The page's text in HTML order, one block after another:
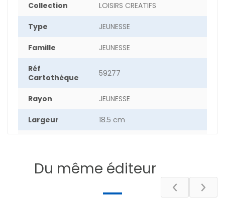
Collection LOISIRS CREATIFS
Type JEUNESSE
Famille JEUNESSE
Réf
Cartothèque
59277
Rayon JEUNESSE
Largeur 18.5 cm
Epaisseur 2.6 cm
Du même éditeur